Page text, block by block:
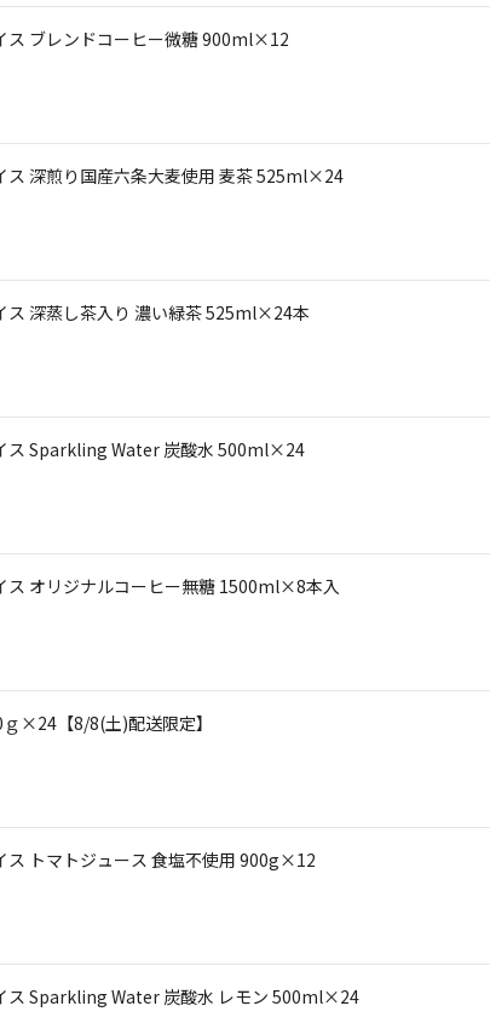
ス ブレンドコーヒー微糖 900ml×12
ス 深煎り国産六条大麦使用 麦茶 525ml×24
ス 深蒸し茶入り 濃い緑茶 525ml×24本
ス Sparkling Water 炭酸水 500ml×24
ス オリジナルコーヒー無糖 1500ml×8本入
×24【8/8(土)配送限定】
ス トマトジュース 食塩不使用 900g×12
ス Sparkling Water 炭酸水 レモン 500ml×24